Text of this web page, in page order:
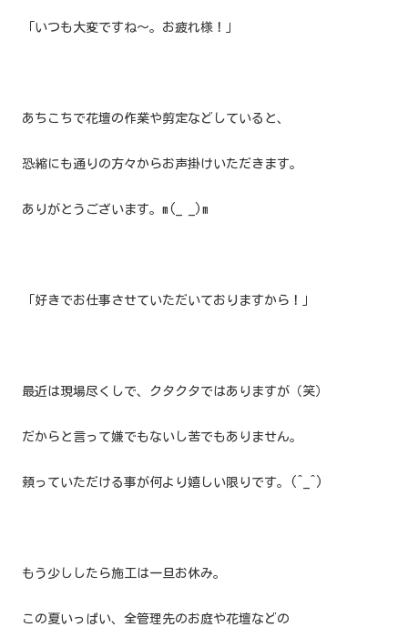
「いつも大変ですね〜。お疲れ様！」
あちこちで花壇の作業や剪定などしていると、
恐縮にも通りの方々からお声掛けいただきます。
ありがとうございます。m(_ _)m
「好きでお仕事させていただいておりますから！」
最近は現場尽くしで、クタクタではありますが（笑）
だからと言って嫌でもないし苦でもありません。
頼っていただける事が何より嬉しい限りです。(^_^)
もう少ししたら施工は一旦お休み。
この夏いっぱい、全管理先のお庭や花壇などの